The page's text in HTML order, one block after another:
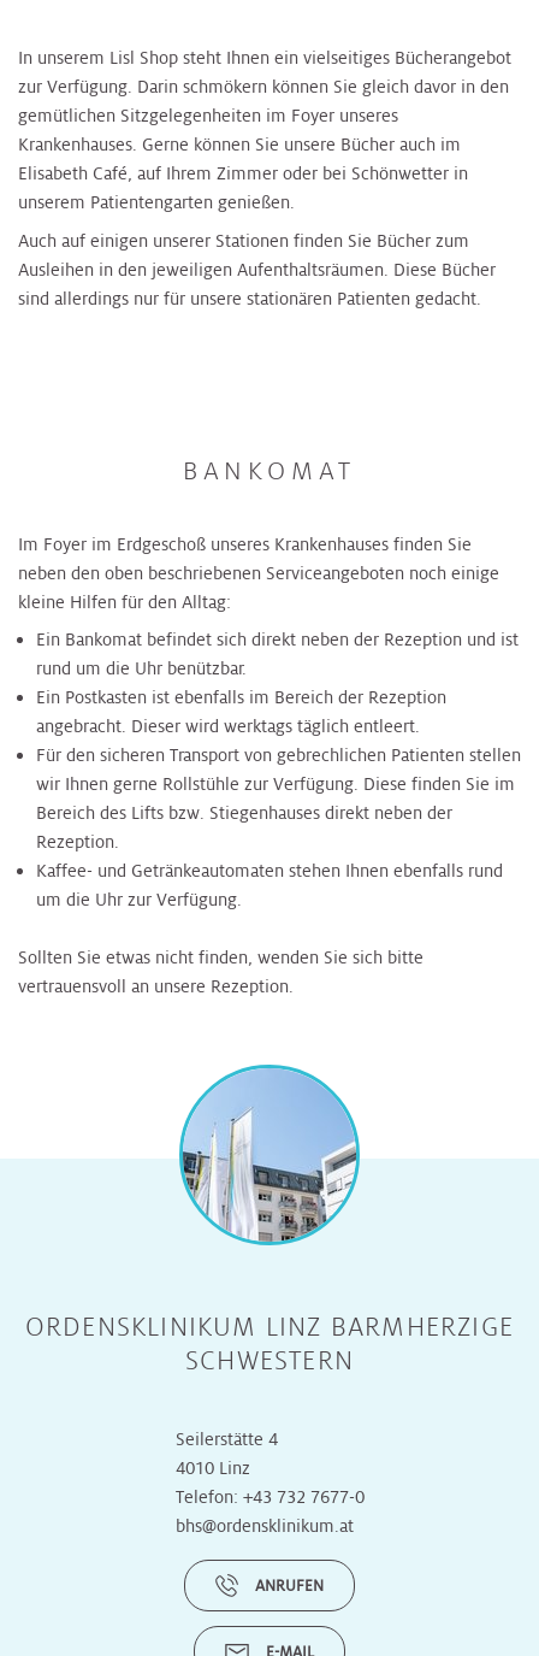
In unserem Lisl Shop steht Ihnen ein vielseitiges Bücherangebot
zur Verfügung. Darin schmökern können Sie gleich davor in den
gemütlichen Sitzgelegenheiten im Foyer unseres
Krankenhauses. Gerne können Sie unsere Bücher auch im
Elisabeth Café, auf Ihrem Zimmer oder bei Schönwetter in
unserem Patientengarten genießen.
Auch auf einigen unserer Stationen finden Sie Bücher zum
Ausleihen in den jeweiligen Aufenthaltsräumen. Diese Bücher
sind allerdings nur für unsere stationären Patienten gedacht.
BANKOMAT
Im Foyer im Erdgeschoß unseres Krankenhauses finden Sie
neben den oben beschriebenen Serviceangeboten noch einige
kleine Hilfen für den Alltag:
Ein Bankomat befindet sich direkt neben der Rezeption und ist
rund um die Uhr benützbar.
Ein Postkasten ist ebenfalls im Bereich der Rezeption
angebracht. Dieser wird werktags täglich entleert.
Für den sicheren Transport von gebrechlichen Patienten stellen
wir Ihnen gerne Rollstühle zur Verfügung. Diese finden Sie im
Bereich des Lifts bzw. Stiegenhauses direkt neben der
Rezeption.
Kaffee- und Getränkeautomaten stehen Ihnen ebenfalls rund
um die Uhr zur Verfügung.
Sollten Sie etwas nicht finden, wenden Sie sich bitte
vertrauensvoll an unsere Rezeption.
ORDENSKLINIKUM LINZ BARMHERZIGE
SCHWESTERN
Seilerstätte 4
4010 Linz
Telefon: +43 732 7677-0
bhs@ordensklinikum.at
ANRUFEN